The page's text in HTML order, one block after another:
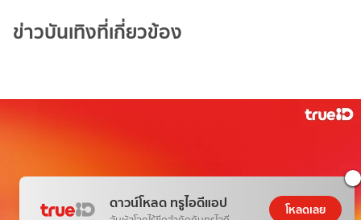
ข่าวบันเทิงที่เกี่ยวข้อง
ดาวน์โหลด ทรูไอดีแอป โหลดเลย